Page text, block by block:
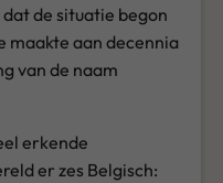
de situatie begon
maakte aan decennia
van de naam
erkende
er zes Belgisch: